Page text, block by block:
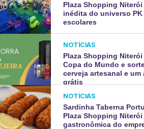
Plaza Shopping
inédita do universo
escolares
NOTÍCIAS
Plaza Shopping
Copa do Mundo e
cerveja artesanal e
grátis
NOTÍCIAS
Sardinha Taberna
Plaza Shopping
gastronômica do